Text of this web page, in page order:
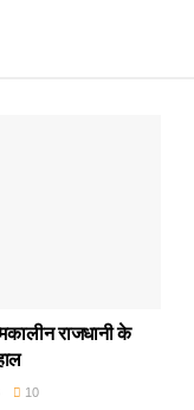
राजधानी के
10